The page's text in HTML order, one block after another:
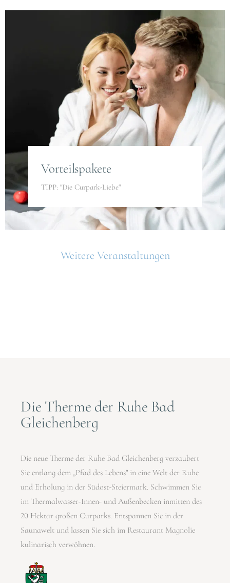
Vorteilspakete
TIPP: "Die Curpark-Liebe"
Weitere Veranstaltungen
Die Therme der Ruhe Bad
Gleichenberg
Die neue Therme der Ruhe Bad Gleichenberg verzaubert
Sie entlang dem „Pfad des Lebens" in eine Welt der Ruhe
und Erholung in der Südost-Steiermark. Schwimmen Sie
im Thermalwasser-Innen- und Außenbecken inmitten des
20 Hektar großen Curparks. Entspannen Sie in der
Saunawelt und lassen Sie sich im Restaurant Magnolie
kulinarisch verwöhnen.